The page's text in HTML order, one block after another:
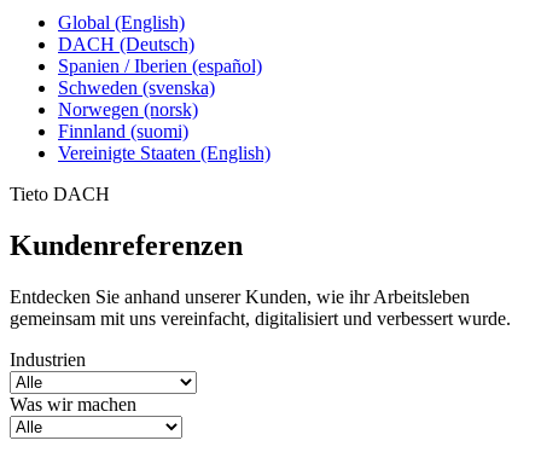
Global (English)
DACH (Deutsch)
Spanien / Iberien (español)
Schweden (svenska)
Norwegen (norsk)
Finnland (suomi)
Vereinigte Staaten (English)
Tieto DACH
Kundenreferenzen
Entdecken Sie anhand unserer Kunden, wie ihr Arbeitsleben
gemeinsam mit uns vereinfacht, digitalisiert und verbessert wurde.
Industrien
Was wir machen